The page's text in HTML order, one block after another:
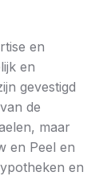
en
en
gevestigd
de
maar
en Peel en
en